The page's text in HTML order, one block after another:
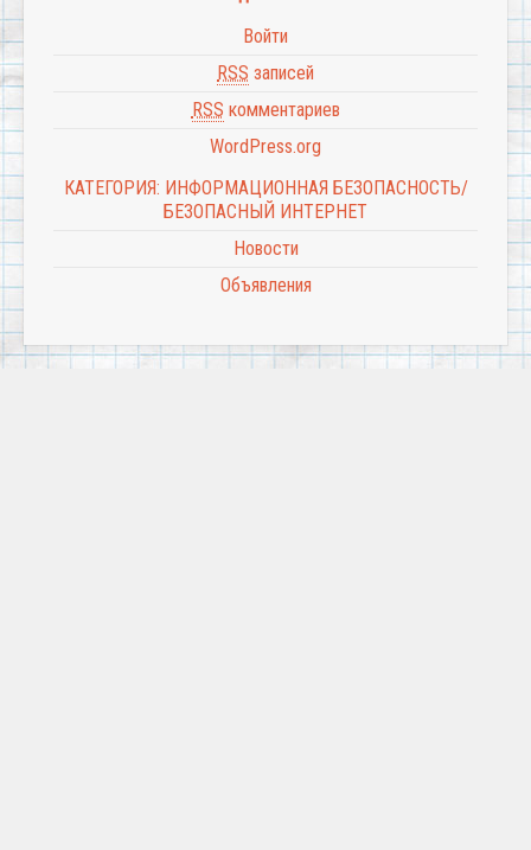
Войти
RSS записей
RSS комментариев
WordPress.org
КАТЕГОРИЯ: ИНФОРМАЦИОННАЯ БЕЗОПАСНОСТЬ/
БЕЗОПАСНЫЙ ИНТЕРНЕТ
Новости
Объявления